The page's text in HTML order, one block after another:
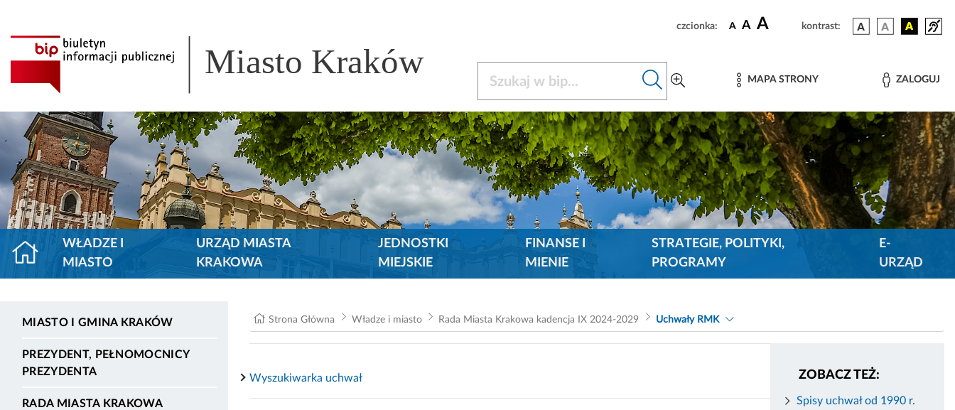
czcionka: A A A kontrast:
Miasto Kraków MAPA STRONY ZALOGUJ
WŁADZE I
MIASTO
URZĄD MIASTA
KRAKOWA
JEDNOSTKI
MIEJSKIE
FINANSE I
MIENIE
STRATEGIE, POLITYKI,
PROGRAMY
E-
URZĄD
MIASTO I GMINA KRAKÓW
PREZYDENT, PEŁNOMOCNICY
PREZYDENTA
RADA MIASTA KRAKOWA
Strona Główna Władze i miasto Rada Miasta Krakowa kadencja IX 2024-2029 Uchwały RMK
ZOBACZ TEŻ:
Spisy uchwał od 1990 r.
Wyszukiwarka uchwał